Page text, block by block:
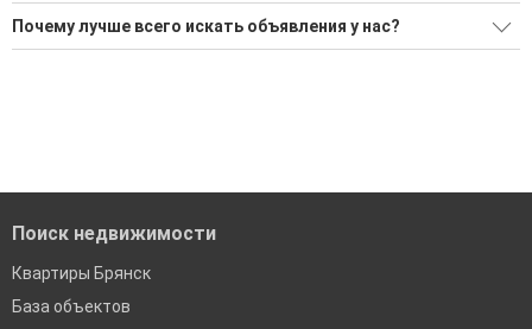
Ищите, как Снять двухкомнатную квартиру на длительный
срок недорого?
Почему лучше всего искать объявления у нас?
Поиск недвижимости
Квартиры Брянск
База объектов